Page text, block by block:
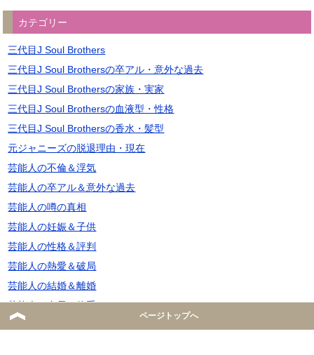
カテゴリー
三代目J Soul Brothers
三代目J Soul Brothersの卒アル・意外な過去
三代目J Soul Brothersの家族・実家
三代目J Soul Brothersの血液型・性格
三代目J Soul Brothersの香水・髪型
元ジャニーズの脱退理由・現在
芸能人の不倫＆浮気
芸能人の卒アル＆意外な過去
芸能人の噂の真相
芸能人の妊娠＆子供
芸能人の性格＆評判
芸能人の熱愛＆破局
芸能人の結婚＆離婚
芸能人の身長＆体重
ページトップへ